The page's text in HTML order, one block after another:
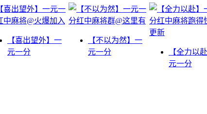
【喜出望外】一
元一分
【不以为然】一
元一分
【全力以
元一分